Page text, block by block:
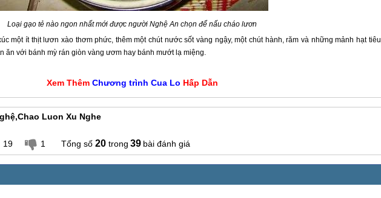
Loại gạo tẻ nào ngon nhất mới được người Nghệ An chọn để nấu cháo lươn
một ít thịt lươn xào thơm phức, thêm một chút nước sốt vàng ngậy, một chút hành, răm và những mảnh hạt tiêu
ăn với bánh mỳ rán giòn vàng ươm hay bánh mướt lạ miệng.
Xem Thêm Chương trình Cua Lo Hấp Dẫn
Luon Xu Nghe
19 1 20 39 bài đánh giá